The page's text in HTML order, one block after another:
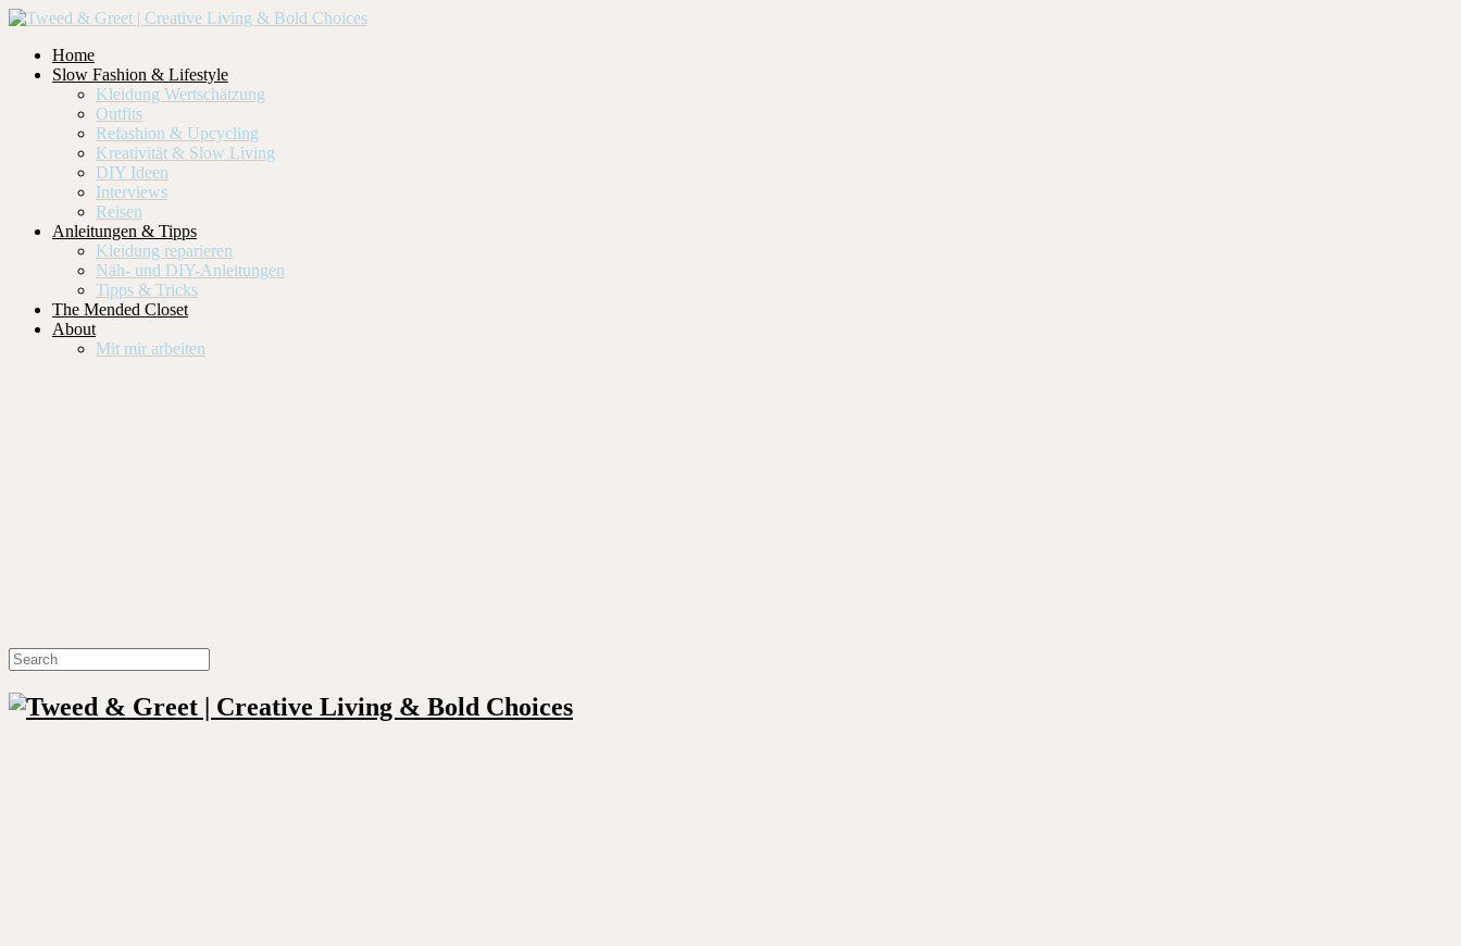
Home
Slow Fashion & Lifestyle
Kleidung Wertschätzung
Outfits
Refashion & Upcycling
Kreativität & Slow Living
DIY Ideen
Interviews
Reisen
Anleitungen & Tipps
Kleidung reparieren
Näh- und DIY-Anleitungen
Tipps & Tricks
The Mended Closet
About
Mit mir arbeiten